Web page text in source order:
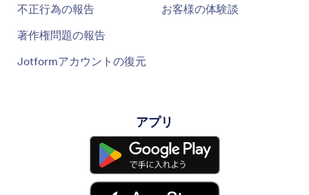
不正行為の報告
著作権問題の報告
Jotformアカウントの復元
お客様の体験談
アプリ